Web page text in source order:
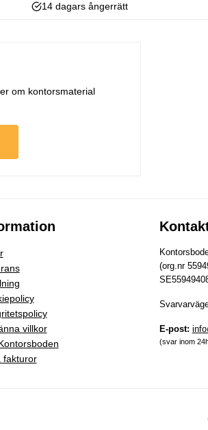
14 dagars ångerrätt
om kontorsmaterial
villkor
fakturor
(org.nr
E-post:
(svar inom